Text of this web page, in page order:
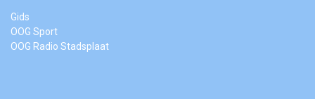
Gids
OOG Sport
OOG Radio Stadsplaat